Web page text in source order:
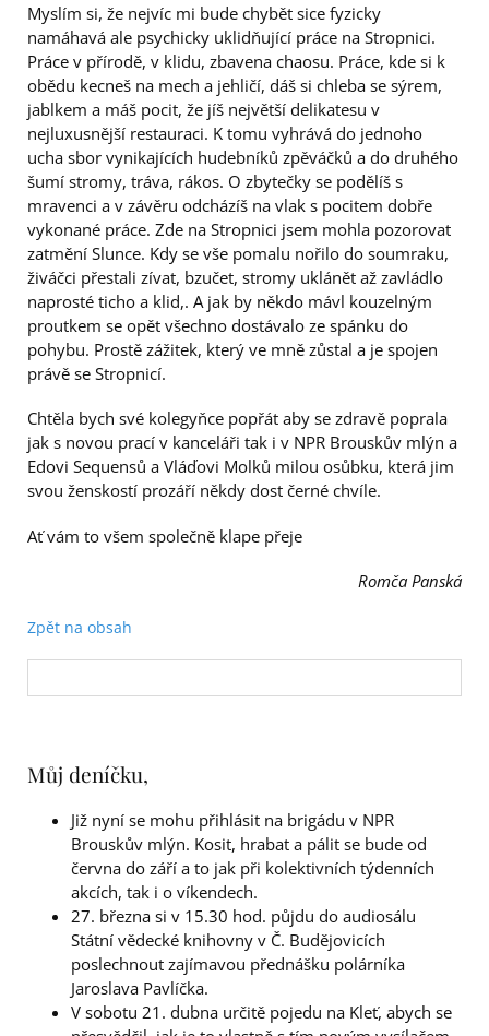
Myslím si, že nejvíc mi bude chybět sice fyzicky
namáhavá ale psychicky uklidňující práce na Stropnici.
Práce v přírodě, v klidu, zbavena chaosu. Práce, kde si k
obědu kecneš na mech a jehličí, dáš si chleba se sýrem,
jablkem a máš pocit, že jíš největší delikatesu v
nejluxusnější restauraci. K tomu vyhrává do jednoho
ucha sbor vynikajících hudebníků zpěváčků a do druhého
šumí stromy, tráva, rákos. O zbytečky se podělíš s
mravenci a v závěru odcházíš na vlak s pocitem dobře
vykonané práce. Zde na Stropnici jsem mohla pozorovat
zatmění Slunce. Kdy se vše pomalu nořilo do soumraku,
živáčci přestali zívat, bzučet, stromy uklánět až zavládlo
naprosté ticho a klid,. A jak by někdo mávl kouzelným
proutkem se opět všechno dostávalo ze spánku do
pohybu. Prostě zážitek, který ve mně zůstal a je spojen
právě se Stropnicí.
Chtěla bych své kolegyňce popřát aby se zdravě poprala
jak s novou prací v kanceláři tak i v NPR Brouskův mlýn a
Edovi Sequensů a Vláďovi Molků milou osůbku, která jim
svou ženskostí prozáří někdy dost černé chvíle.
Ať vám to všem společně klape přeje
Romča Panská
Zpět na obsah
Můj deníčku,
Již nyní se mohu přihlásit na brigádu v NPR
Brouskův mlýn. Kosit, hrabat a pálit se bude od
června do září a to jak při kolektivních týdenních
akcích, tak i o víkendech.
27. března si v 15.30 hod. půjdu do audiosálu
Státní vědecké knihovny v Č. Budějovicích
poslechnout zajímavou přednášku polárníka
Jaroslava Pavlíčka.
V sobotu 21. dubna určitě pojedu na Kleť, abych se